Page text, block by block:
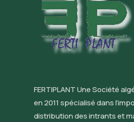
FERTIPLANT Une Société
en 2011 spécialisé dans
distribution des intrants et